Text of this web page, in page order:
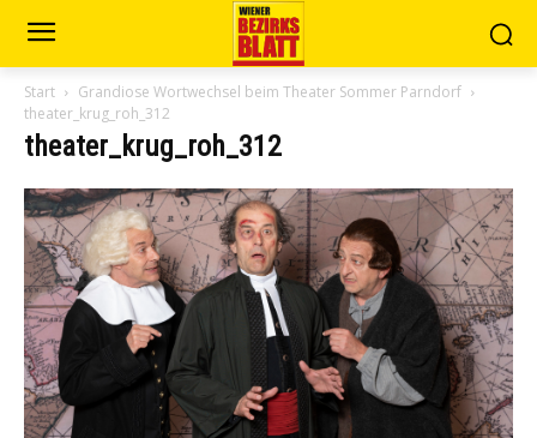
Start
Grandiose Wortwechsel beim Theater Sommer Parndorf
theater_krug_roh_312
theater_krug_roh_312